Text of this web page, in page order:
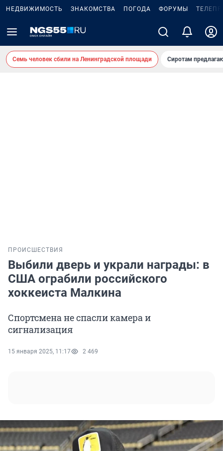
НЕДВИЖИМОСТЬ ЗНАКОМСТВА ПОГОДА ФОРУМЫ
Семь человек сбили на Ленинградской площади Сиротам
ПРОИСШЕСТВИЯ
Выбили дверь и украли награды: в
США ограбили российского
хоккеиста Малкина
Спортсмена не спасли камера и
сигнализация
15 января 2025, 11:17 2 469